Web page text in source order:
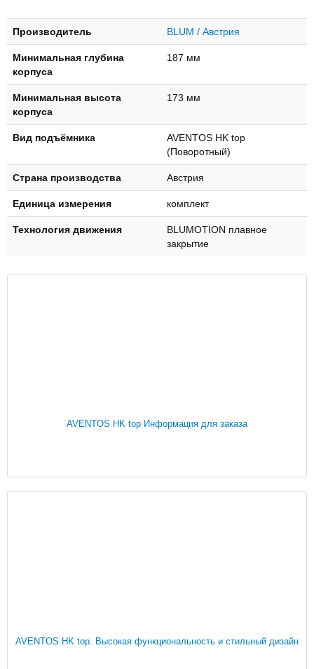
Производитель BLUM / Австрия
Минимальная глубина
корпуса
187 мм
Минимальная высота
корпуса
173 мм
Вид подъёмника
AVENTOS HK top
(Поворотный)
Страна производства Австрия
Единица измерения комплект
Технология движения
BLUMOTION плавное
закрытие
AVENTOS HK top Информация для заказа
AVENTOS HK top. Высокая функциональность и стильный дизайн